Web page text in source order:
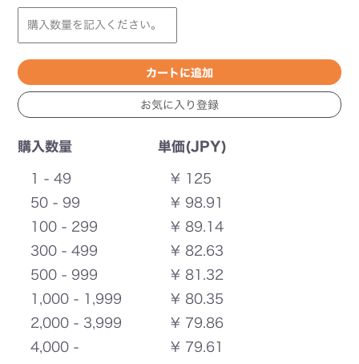
購入数量 単価(JPY)
1 - 49
¥ 125
50 - 99
¥ 98.91
100 - 299
¥ 89.14
300 - 499
¥ 82.63
500 - 999
¥ 81.32
1,000 - 1,999
¥ 80.35
2,000 - 3,999
¥ 79.86
4,000 -
¥ 79.61